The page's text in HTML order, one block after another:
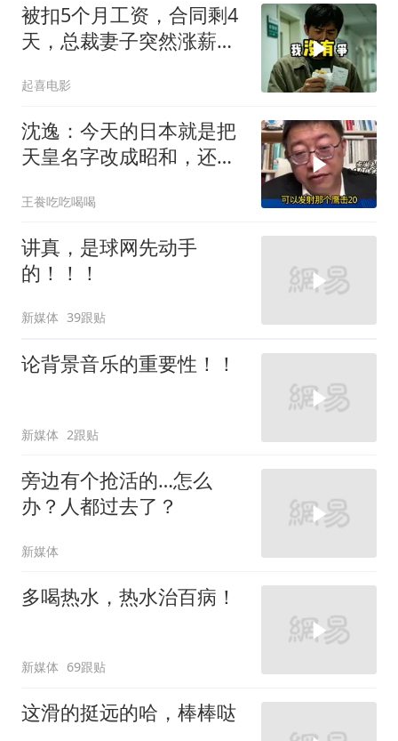
被扣5个月工资，合同剩4
天，总裁妻子突然涨薪续
起喜电影
沈逸：今天的日本就是把
天皇名字改成昭和，还是
王飬吃吃喝喝
讲真，是球网先动手
的！！！
新媒体 39跟贴
论背景音乐的重要性！！
新媒体 2跟贴
旁边有个抢活的…怎么
办？人都过去了？
新媒体
多喝热水，热水治百病！
新媒体 69跟贴
这滑的挺远的哈，棒棒哒